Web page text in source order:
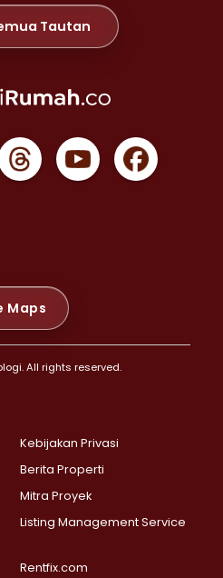
Pusat >
>
>
>
Hilir >
Selatan >
>
Selatan >
>
>
>
Tautan
Maps
All rights reserved.
Kebijakan Privasi
Berita Properti
Mitra Proyek
Listing Management Service
Rentfix.com